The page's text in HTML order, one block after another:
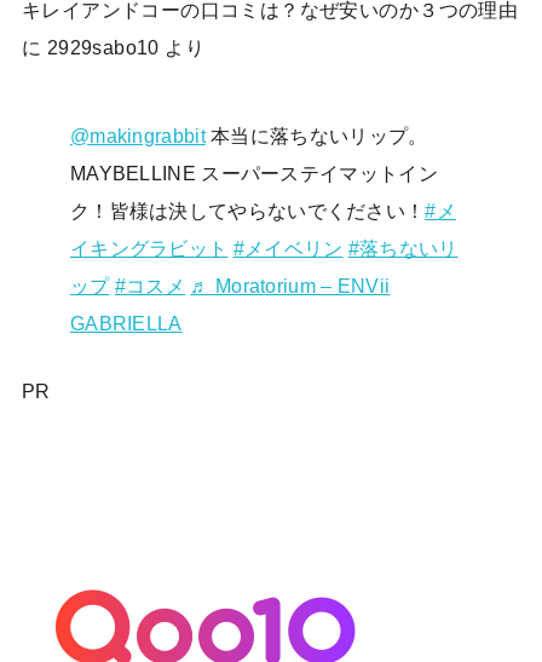
キレイアンドコーの口コミは？なぜ安いのか３つの理由
に 2929sabo10 より
@makingrabbit本当に落ちないリップ。
MAYBELLINE スーパーステイマットイン
ク！皆様は決してやらないでください！#メ
イキングラビット #メイベリン #落ちないリ
ップ #コスメ ♬ Moratorium – ENVii
GABRIELLA
PR